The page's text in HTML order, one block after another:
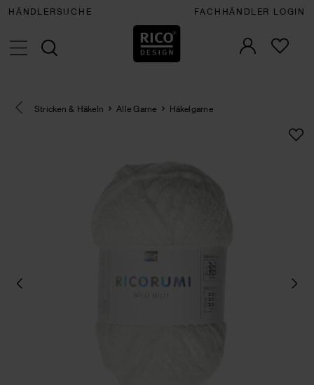
HÄNDLERSUCHE FACHHÄNDLER LOGIN
Eine Kategorie zurück navigieren
Stricken & Häkeln Alle Garne Häkelgarne